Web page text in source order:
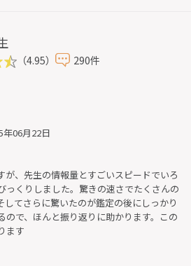
（4.95） 290件
年06月22日
が、先生の情報量とすごいスピードでいろ
っくりしました。驚きの速さでたくさんの
してさらに驚いたのが鑑定の後にしっかり
ので、ほんと振り返りに助かります。この
ます